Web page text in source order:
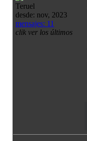
Teruel
desde: nov, 2023
mensajes: 11
clik ver los últimos